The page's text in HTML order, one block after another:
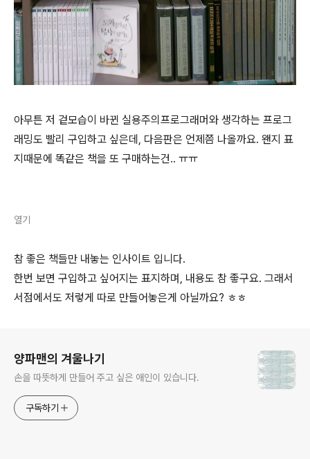
아무튼 저 겉모습이 바뀐 실용주의프로그래머와 생각하는 프로그
래밍도 빨리 구입하고 싶은데, 다음판은 언제쯤 나올까요. 왠지 표
지때문에 똑같은 책을 또 구매하는건.. ㅠㅠ
열기
참 좋은 책들만 내놓는 인사이트 입니다.
한번 보면 구입하고 싶어지는 표지하며, 내용도 참 좋구요. 그래서
서점에서도 저렇게 따로 만들어놓은게 아닐까요? ㅎㅎ
양파맨의 겨울나기
손을 따뜻하게 만들어 주고 싶은 애인이 있습니다.
구독하기